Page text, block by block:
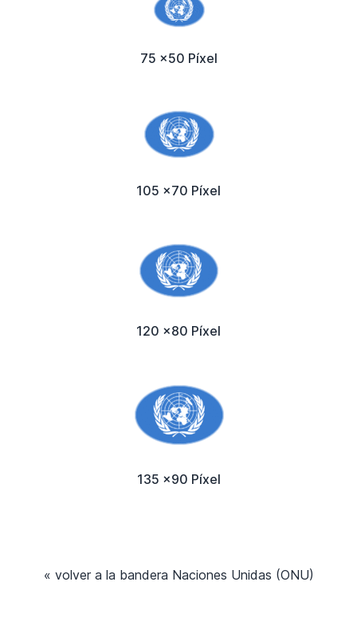
75 x50 Píxel
105 x70 Píxel
120 x80 Píxel
135 x90 Píxel
« volver a la bandera Naciones Unidas (ONU)